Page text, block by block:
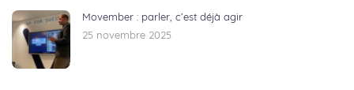
Movember : parler, c’est déjà agir
25 novembre 2025